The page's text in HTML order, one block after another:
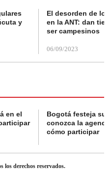
y
El desorden de
en la ANT: dan
ser campesinos
06/09/2023
en el
Bogotá festeja su
conozca la
cómo participar
derechos reservados.